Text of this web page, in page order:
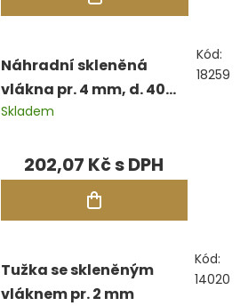
Náhradní skleněná
vlákna pr. 4 mm, d. 40
mm, bal. 12 ks
Skladem
202,07 Kč
Kód:
18259
Tužka se skleněným
vláknem pr. 2 mm
Kód:
14020